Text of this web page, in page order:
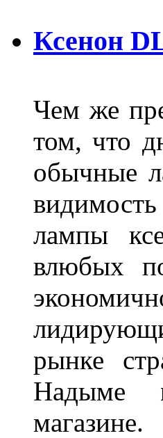
Ксенон
Чем же
том, что
обычные
лампы
влюбых
рынке
Надыме
магазине.